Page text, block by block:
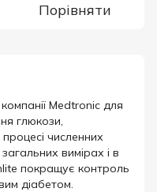
Порівняти
Medtronic для
глюкози,
численних
вимірах і в
покращує контроль
діабетом.